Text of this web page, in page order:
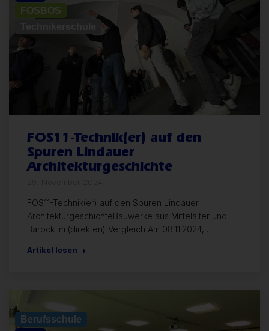
FOSBOS
FOS11-Technik(er) auf den
Spuren Lindauer
Architekturgeschichte
FOS11-Technik(er) auf den Spuren Lindauer
ArchitekturgeschichteBauwerke aus Mittelalter und
Barock im (direkten) Vergleich Am 08.11.2024,…
Artikel lesen
Berufsschule